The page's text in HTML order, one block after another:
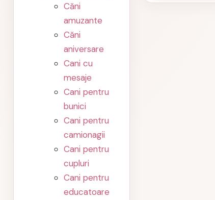
Căni
amuzante
Căni
aniversare
Cani cu
mesaje
Cani pentru
bunici
Cani pentru
camionagii
Cani pentru
cupluri
Cani pentru
educatoare